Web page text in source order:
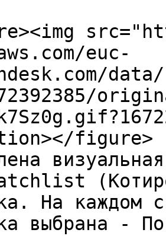
euc-
figure>
На каждом
выбрана -